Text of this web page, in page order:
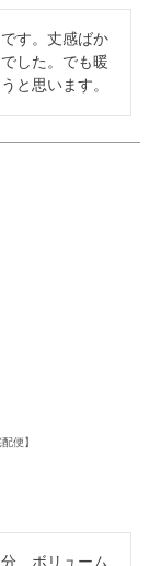
す。丈感ばか
した。でも暖
と思います。
便】
、ボリューム